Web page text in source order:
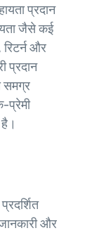
प्रदान
जैसे कई
रिटर्न और
प्रदान
समग्र
प्रेमी
और